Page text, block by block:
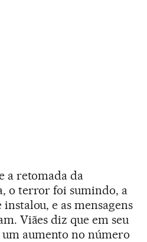
a retomada da
o terror foi sumindo, a
e as mensagens
Viães diz que em seu
aumento no número